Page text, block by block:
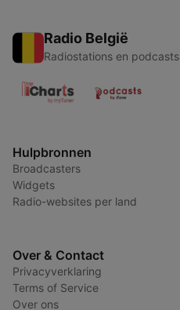
Radio België
Radiostations en podcasts
Hulpbronnen
Broadcasters
Widgets
Radio-websites per land
Over & Contact
Privacyverklaring
Terms of Service
Over ons